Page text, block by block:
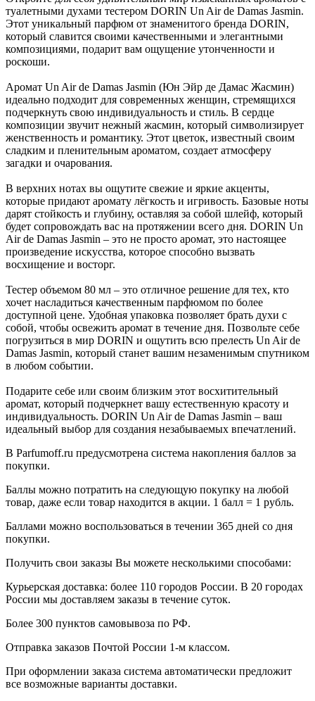
туалетными духами тестером DORIN Un Air de Damas Jasmin.
Этот уникальный парфюм от знаменитого бренда DORIN,
который славится своими качественными и элегантными
композициями, подарит вам ощущение утонченности и
роскоши.
Аромат Un Air de Damas Jasmin (Юн Эйр де Дамас Жасмин)
идеально подходит для современных женщин, стремящихся
подчеркнуть свою индивидуальность и стиль. В сердце
композиции звучит нежный жасмин, который символизирует
женственность и романтику. Этот цветок, известный своим
сладким и пленительным ароматом, создает атмосферу
загадки и очарования.
В верхних нотах вы ощутите свежие и яркие акценты,
которые придают аромату лёгкость и игривость. Базовые ноты
дарят стойкость и глубину, оставляя за собой шлейф, который
будет сопровождать вас на протяжении всего дня. DORIN Un
Air de Damas Jasmin – это не просто аромат, это настоящее
произведение искусства, которое способно вызвать
восхищение и восторг.
Тестер объемом 80 мл – это отличное решение для тех, кто
хочет насладиться качественным парфюмом по более
доступной цене. Удобная упаковка позволяет брать духи с
собой, чтобы освежить аромат в течение дня. Позвольте себе
погрузиться в мир DORIN и ощутить всю прелесть Un Air de
Damas Jasmin, который станет вашим незаменимым спутником
в любом событии.
Подарите себе или своим близким этот восхитительный
аромат, который подчеркнет вашу естественную красоту и
индивидуальность. DORIN Un Air de Damas Jasmin – ваш
идеальный выбор для создания незабываемых впечатлений.
В Parfumoff.ru предусмотрена система накопления баллов за
покупки.
Баллы можно потратить на следующую покупку на любой
товар, даже если товар находится в акции. 1 балл = 1 рубль.
Баллами можно воспользоваться в течении 365 дней со дня
покупки.
Получить свои заказы Вы можете несколькими способами:
Курьерская доставка: более 110 городов России. В 20 городах
России мы доставляем заказы в течение суток.
Более 300 пунктов самовывоза по РФ.
Отправка заказов Почтой России 1-м классом.
При оформлении заказа система автоматически предложит
все возможные варианты доставки.